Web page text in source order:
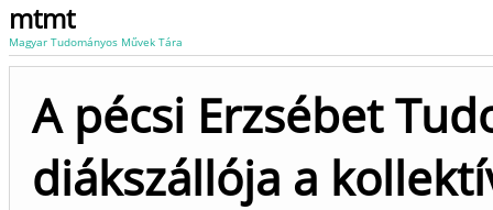
mtmt
Magyar Tudományos Művek Tára
A pécsi Erzsébet
diákszállója a